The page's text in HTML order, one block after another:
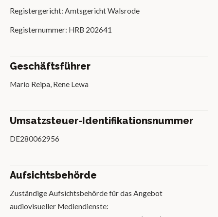
Registergericht: Amtsgericht Walsrode
Registernummer: HRB 202641
Geschäftsführer
Mario Reipa, Rene Lewa
Umsatzsteuer-Identifikationsnummer
DE280062956
Aufsichtsbehörde
Zuständige Aufsichtsbehörde für das Angebot
audiovisueller Mediendienste: